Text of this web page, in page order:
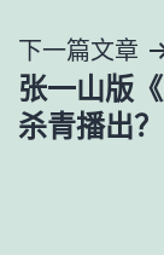
航
下一篇文章
张一山版
杀青播出